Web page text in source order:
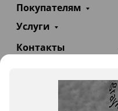
Покупателям
Услуги
Контакты
info@teploexpert.com
Пн—Сб 09:00 – 18:00